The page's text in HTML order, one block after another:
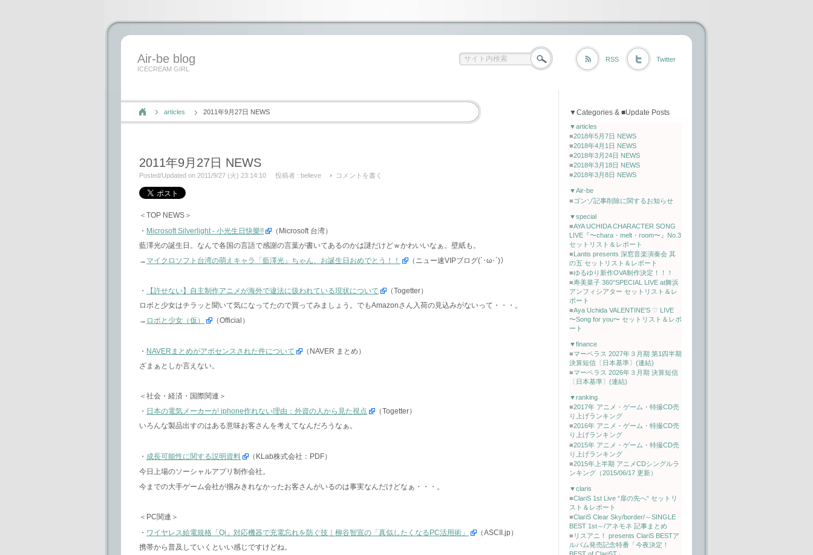
Air-be blog
ICECREAM GIRL
RSS Twitter
articles 2011年9月27日 NEWS
2011年9月27日 NEWS
Posted/Updated on 2011/9/27 (火) 23:14:10 投稿者 : believe コメントを書く
＜TOP NEWS＞
・ Microsoft Silverlight - 小光生日快樂!!
（Microsoft 台湾）
藍澤光の誕生日。なんで各国の言語で感謝の言葉が書いてあるのかは謎だけどｗかわいいなぁ。壁紙も。
→ マイクロソフト台湾の萌えキャラ「藍澤光」ちゃん、お誕生日おめでとう！！ （ニュー速VIPブログ(`･ω･´)）
・ 【許せない】自主制作アニメが海外で違法に扱われている現状について
（Togetter）
ロボと少女はチラッと聞いて気になってたので買ってみましょう。でもAmazonさん入荷の見込みがないって・・・。
→ ロボと少女（仮） （Official）
・ NAVERまとめがアボセンスされた件について
（NAVER まとめ）
ざまぁとしか言えない。
＜社会・経済・国際関連＞
・ 日本の電気メーカーが iphone作れない理由：外資の人から見た視点
（Togetter）
いろんな製品出すのはある意味お客さんを考えてなんだろうなぁ。
・ 成長可能性に関する説明資料
（KLab株式会社：PDF）
今日上場のソーシャルアプリ制作会社。
今までの大手ゲーム会社が掴みきれなかったお客さんがいるのは事実なんだけどなぁ・・・。
＜PC関連＞
・ ワイヤレス給電規格「Qi」対応機器で充電忘れを防ぐ技｜柳谷智宣の「真似したくなるPC活用術」
（ASCII.jp）
携帯から普及していくといい感じですけどね。
▼Categories & ■Update Posts
▼articles
■2018年5月7日 NEWS
■2018年4月1日 NEWS
■2018年3月24日 NEWS
■2018年3月18日 NEWS
■2018年3月8日 NEWS
▼Air-be
■ゴンゾ記事削除に関するお知らせ
▼special
■AYA UCHIDA CHARACTER SONG
LIVE『〜chara・melt・room〜』No.3
セットリスト＆レポート
■Lantis presents 深窓音楽演奏会 其
の五 セットリスト＆レポート
■ゆるゆり新作OVA制作決定！！！
■寿美菜子 360°SPECIAL LIVE at舞浜
アンフィシアター セットリスト＆レ
ポート
■Aya Uchida VALENTINE'S ♡ LIVE
〜Song for you〜 セットリスト＆レポ
ート
▼finance
■マーベラス 2027年３月期 第1四半期
決算短信〔日本基準〕(連結)
■マーベラス 2026年３月期 決算短信
〔日本基準〕(連結)
▼ranking
■2017年 アニメ・ゲーム・特撮CD売
り上げランキング
■2016年 アニメ・ゲーム・特撮CD売
り上げランキング
■2015年 アニメ・ゲーム・特撮CD売
り上げランキング
■2015年上半期 アニメCDシングルラ
ンキング（2015/06/17 更新）
▼claris
■ClariS 1st Live “扉の先へ“ セットリ
スト＆レポート
■ClariS Clear Sky/border/～SINGLE
BEST 1st～/アネモネ 記事まとめ
■ リスアニ！ presents ClariS BESTア
ルバム発売記念特番「今夜決定！